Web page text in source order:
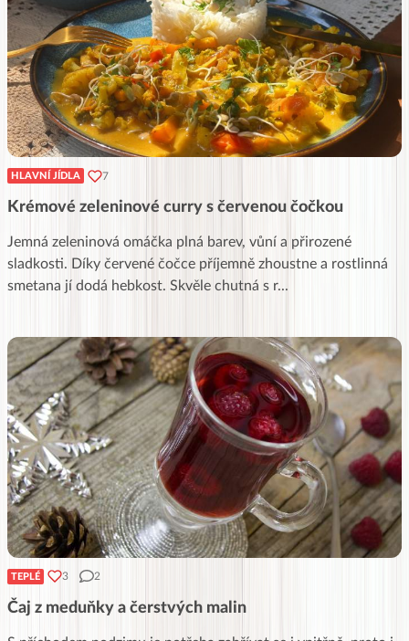
HLAVNÍ JÍDLA 7
Krémové zeleninové curry s červenou čočkou
Jemná zeleninová omáčka plná barev, vůní a přirozené
sladkosti. Díky červené čočce příjemně zhoustne a rostlinná
smetana jí dodá hebkost. Skvěle chutná s r...
TEPLÉ 3 2
Čaj z meduňky a čerstvých malin